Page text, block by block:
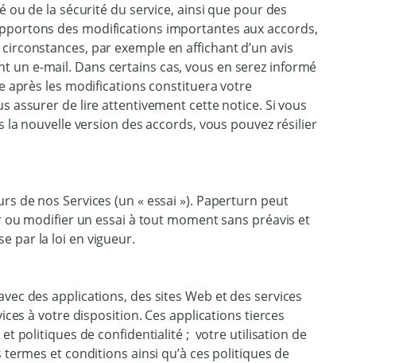
de la sécurité du service, ainsi que pour des
des modifications importantes aux accords,
par exemple en affichant d’un avis
un e-mail. Dans certains cas, vous en serez informé
après les modifications constituera votre
assurer de lire attentivement cette notice. Si vous
nouvelle version des accords, vous pouvez résilier
de nos Services (un « essai »). Paperturn peut
modifier un essai à tout moment sans préavis et
par la loi en vigueur.
des applications, des sites Web et des services
à votre disposition. Ces applications tierces
politiques de confidentialité ; votre utilisation de
et conditions ainsi qu’à ces politiques de